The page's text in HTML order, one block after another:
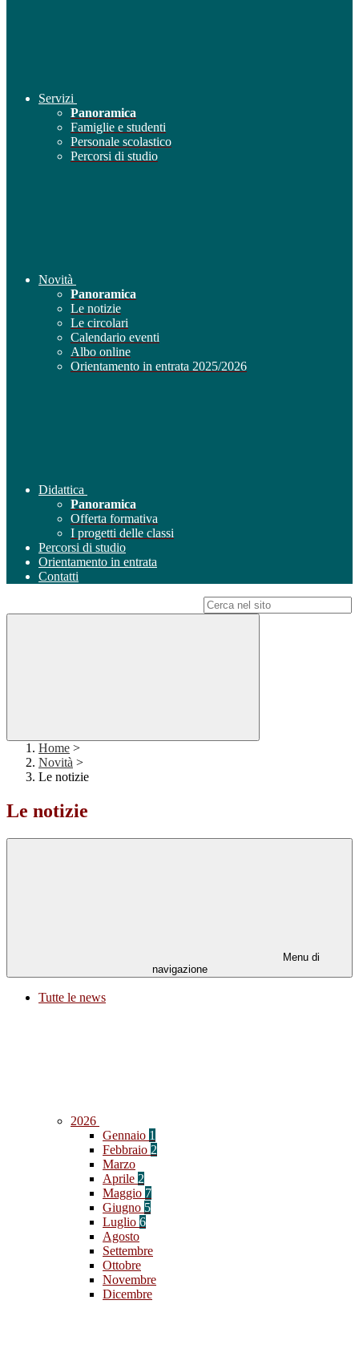
Servizi
Panoramica
Famiglie e studenti
Personale scolastico
Percorsi di studio
Novità
Panoramica
Le notizie
Le circolari
Calendario eventi
Albo online
Orientamento in entrata 2025/2026
Didattica
Panoramica
Offerta formativa
I progetti delle classi
Percorsi di studio
Orientamento in entrata
Contatti
Home >
Novità >
Le notizie
Le notizie
Menu di
navigazione
Tutte le news
2026
Gennaio 1
Febbraio 2
Marzo
Aprile 2
Maggio 7
Giugno 5
Luglio 6
Agosto
Settembre
Ottobre
Novembre
Dicembre